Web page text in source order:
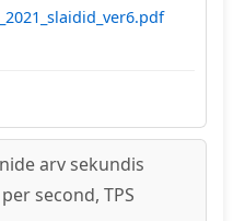
arv sekundis
second, TPS